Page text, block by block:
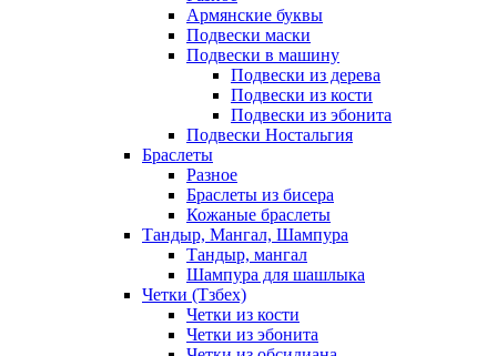
Армянские буквы
Подвески маски
Подвески в машину
Подвески из дерева
Подвески из кости
Подвески из эбонита
Подвески Ностальгия
Браслеты
Разное
Браслеты из бисера
Кожаные браслеты
Тандыр, Мангал, Шампура
Тандыр, мангал
Шампура для шашлыка
Четки (Тзбех)
Четки из кости
Четки из эбонита